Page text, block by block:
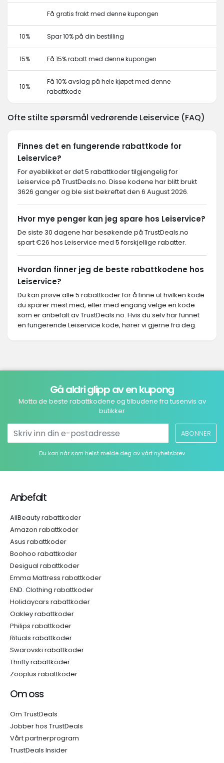
Få gratis frakt med denne kupongen
10% Spar 10% på din bestilling
15% Få 15% rabatt med denne kupongen
10%
Få 10% avslag på hele kjøpet med denne
rabattkode
Ofte stilte spørsmål vedrørende Leiservice (FAQ)
Finnes det en fungerende rabattkode for
Leiservice?
For øyeblikket er det 5 rabattkoder tilgjengelig for
Leiservice på TrustDeals.no. Disse kodene har blitt brukt
3626 ganger og ble sist bekreftet den 6 August 2026.
Hvor mye penger kan jeg spare hos Leiservice?
De siste 30 dagene har besøkende på TrustDeals.no
spart €26 hos Leiservice med 5 forskjellige rabatter.
Hvordan finner jeg de beste rabattkodene hos
Leiservice?
Du kan prøve alle 5 rabattkoder for å finne ut hvilken kode
du sparer mest med, eller med engang velge en kode
som er anbefalt av TrustDeals.no. Hvis du selv har funnet
en fungerende Leiservice kode, hører vi gjerne fra deg.
Gå aldri glipp av en kupong
Motta de beste rabattkodene og tilbudene fra tusenvis av
butikker
ABONNER
Du kan når som helst melde deg av vårt nyhetsbrev
Anbefalt
AllBeauty rabattkoder
Amazon rabattkoder
Asus rabattkoder
Boohoo rabattkoder
Desigual rabattkoder
Emma Mattress rabattkoder
END. Clothing rabattkoder
Holidaycars rabattkoder
Oakley rabattkoder
Philips rabattkoder
Rituals rabattkoder
Swarovski rabattkoder
Thrifty rabattkoder
Zooplus rabattkoder
Om oss
Om TrustDeals
Jobber hos TrustDeals
Vårt partnerprogram
TrustDeals Insider